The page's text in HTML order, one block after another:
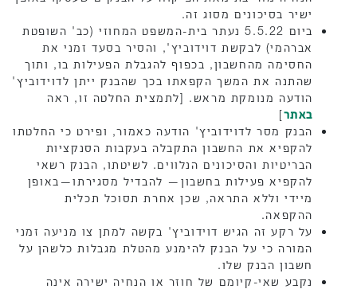
ישיר בסיכונים מסוג זה.
ביום 5.5.22 נעתר בית-המשפט המחוזי (כב' השופטת
אברהמי) לבקשת דוידוביץ', והסיר בסעד זמני את
החסימה מהחשבון, בכפוף להגבלת הפעילות בו, ותוך
שהתנה את המשך הקפאתו בכך שהבנק ייתן לדוידוביץ'
הודעה מנומקת מראש. [לתמצית החלטה זו, ראה
באתר]
הבנק מסר לדוידוביץ' הודעה כאמור, ופירט כי החלטתו
להקפיא את החשבון התקבלה בעקבות הסנקציות
הבריטיות והסיכונים הנלווים. לשיטתו, הבנק רשאי
להקפיא פעילות בחשבון— להבדיל מסגירתו—באופן
מיידי וללא התראה, שכן אחרת תסוכל תכלית
ההקפאה.
על רקע זה הגיש דוידוביץ' בקשה למתן צו מניעה זמני
המורה כי על הבנק להימנע מהטלת מגבלות כלשהן על
חשבון הבנק שלו.
נקבע שאי-קיומם של חוזר או הנחיה ישירה אינה